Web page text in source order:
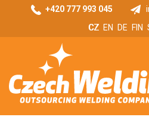
+420 777 993 045
CZ EN DE FIN